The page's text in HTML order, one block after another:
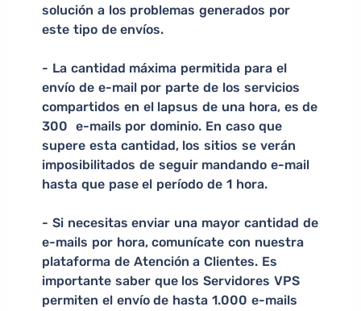
solución a los problemas generados por
este tipo de envíos.
- La cantidad máxima permitida para el
envío de e-mail por parte de los servicios
compartidos en el lapsus de una hora, es de
300 e-mails por dominio. En caso que
supere esta cantidad, los sitios se verán
imposibilitados de seguir mandando e-mail
hasta que pase el período de 1 hora.
- Si necesitas enviar una mayor cantidad de
e-mails por hora, comunícate con nuestra
plataforma de Atención a Clientes. Es
importante saber que los Servidores VPS
permiten el envío de hasta 1.000 e-mails